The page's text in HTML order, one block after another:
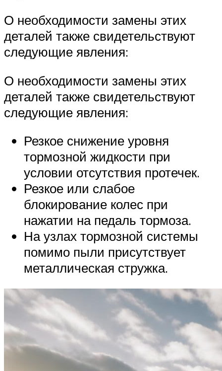
О необходимости замены этих
деталей также свидетельствуют
следующие явления:
О необходимости замены этих
деталей также свидетельствуют
следующие явления:
Резкое снижение уровня
тормозной жидкости при
условии отсутствия протечек.
Резкое или слабое
блокирование колес при
нажатии на педаль тормоза.
На узлах тормозной системы
помимо пыли присутствует
металлическая стружка.